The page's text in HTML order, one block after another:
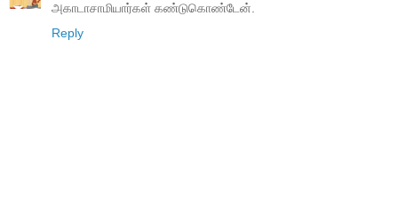
அகாடாசாமியார்கள் கண்டுகொண்டேன்.
Reply